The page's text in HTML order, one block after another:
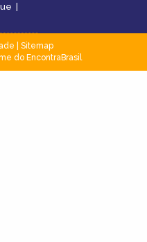
|
Sitemap
do EncontraBrasil